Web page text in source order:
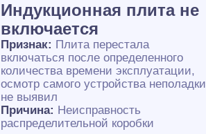
Индукционная плита не
включается
Признак: Плита перестала
включаться после определенного
количества времени эксплуатации,
осмотр самого устройства неполадки
не выявил
Причина: Неисправность
распределительной коробки